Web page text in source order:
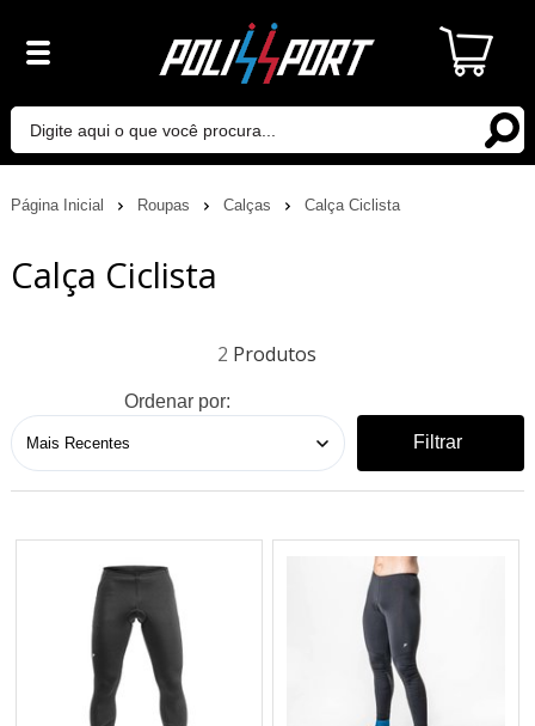
Página Inicial Roupas Calças Calça Ciclista
Calça Ciclista
2
Ordenar por:
Filtrar